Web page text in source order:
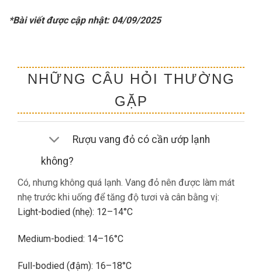
*Bài viết được cập nhật: 04/09/2025
NHỮNG CÂU HỎI THƯỜNG
GẶP
Rượu vang đỏ có cần ướp lạnh
không?
Có, nhưng không quá lạnh. Vang đỏ nên được làm mát
nhẹ trước khi uống để tăng độ tươi và cân bằng vị:
Light-bodied (nhẹ): 12–14°C
Medium-bodied: 14–16°C
Full-bodied (đậm): 16–18°C